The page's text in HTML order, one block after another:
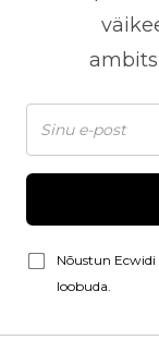
Nõustun Ecwidi
loobuda.